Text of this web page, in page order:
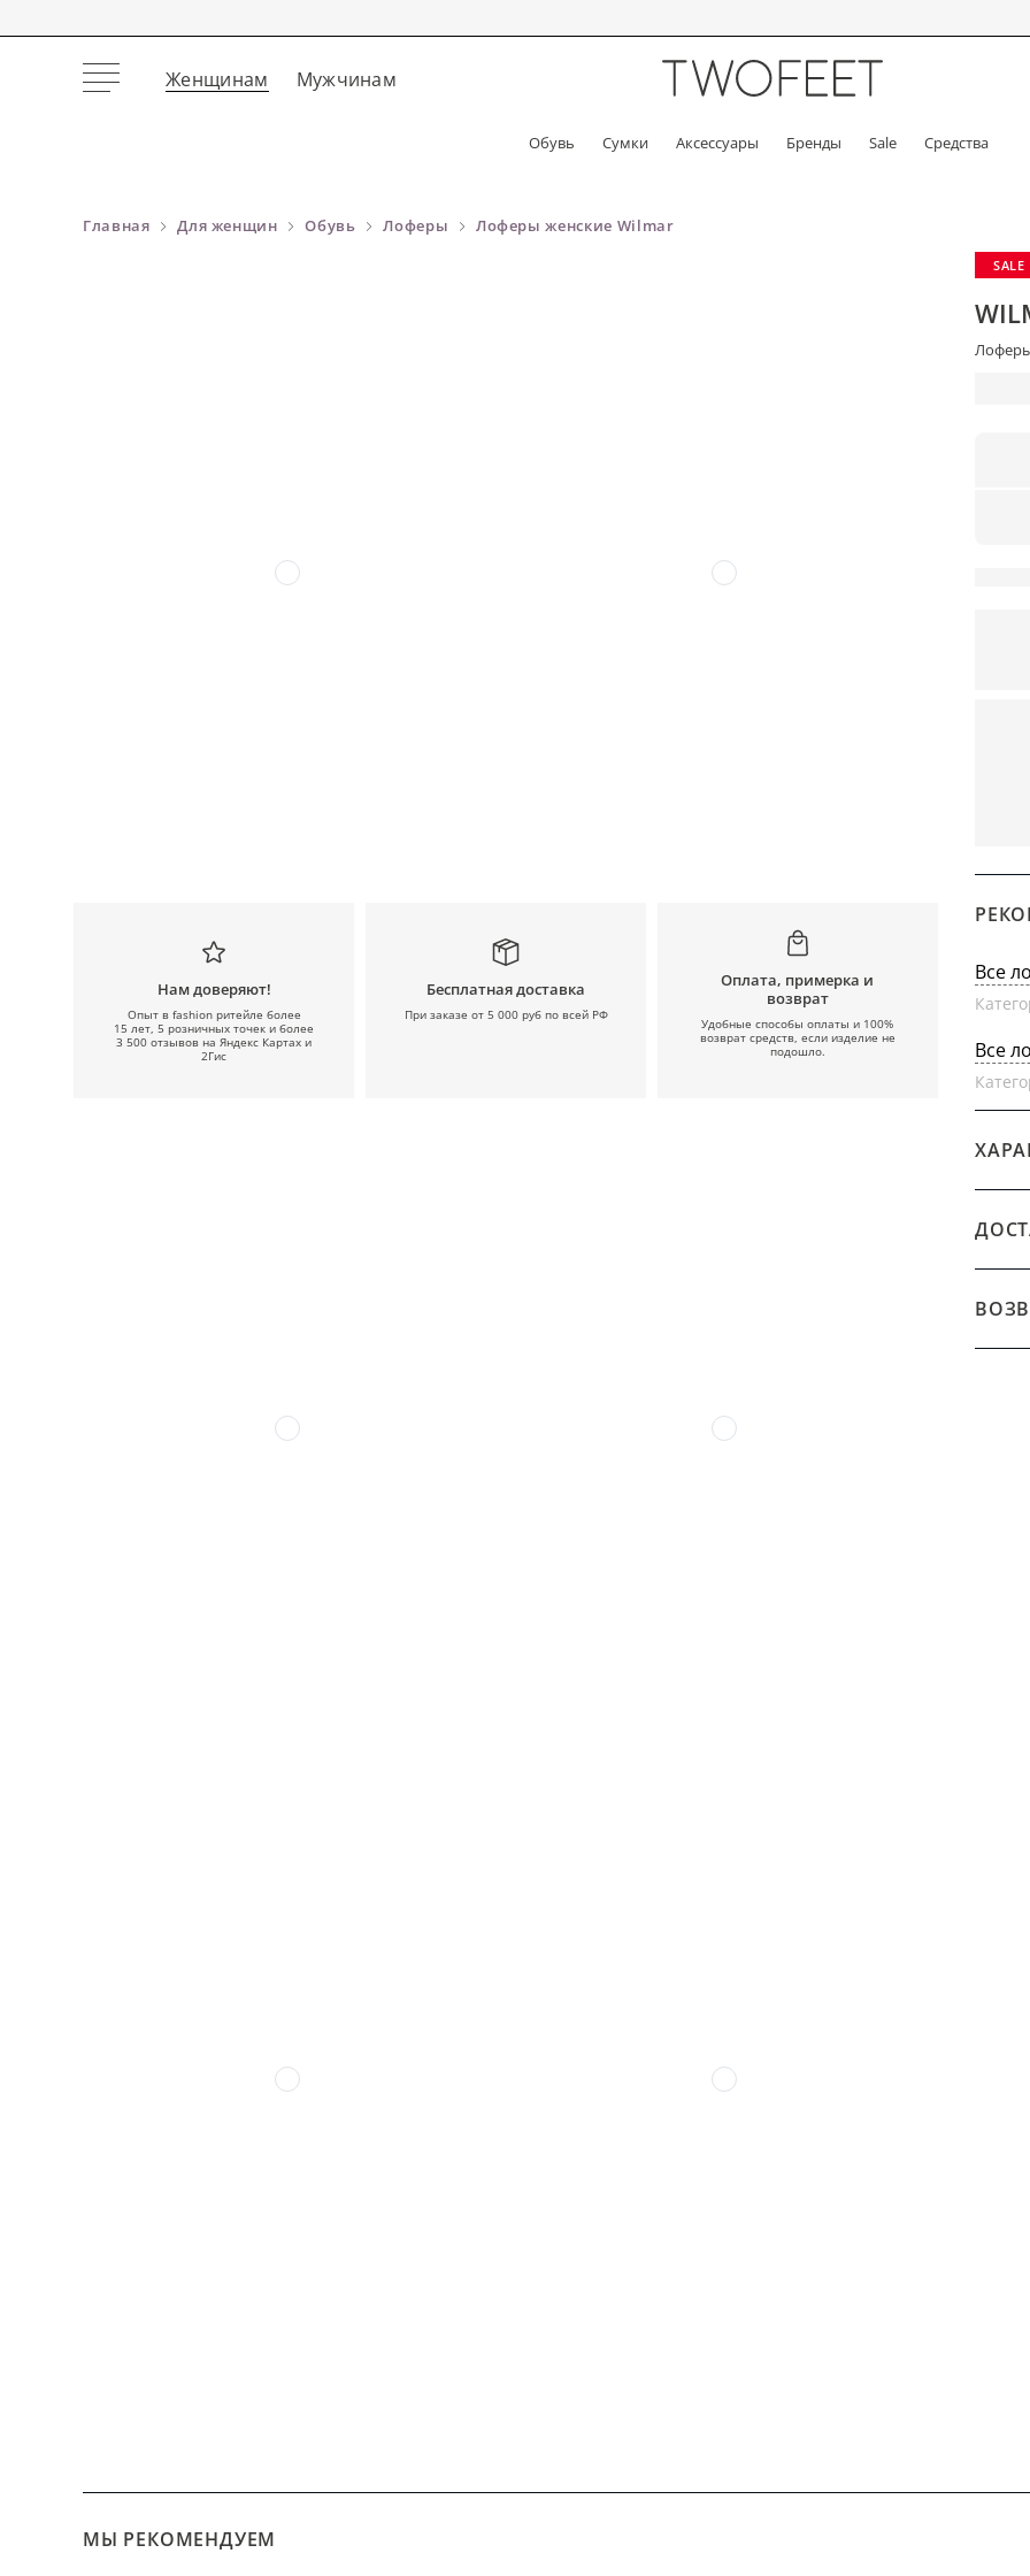
Женщинам Мужчинам
Обувь Сумки Аксессуары Бренды Sale Средства
Главная Для женщин Обувь Лоферы Лоферы женские Wilmar
Нам доверяют!
Опыт в fashion ритейле более
15 лет, 5 розничных точек и более
3 500 отзывов на Яндекс Картах и
2Гис
Бесплатная доставка
При заказе от 5 000 руб по всей РФ
Оплата, примерка и
возврат
Удобные способы оплаты и 100%
возврат средств, если изделие не
подошло.
SALE
Лоферы
Все
Все
МЫ РЕКОМЕНДУЕМ